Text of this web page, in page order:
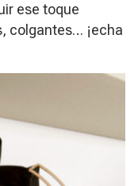
ese toque
colgantes… ¡echa